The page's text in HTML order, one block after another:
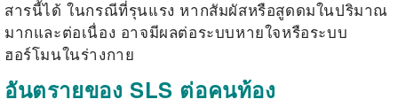
สารนี้ได้ ในกรณีที่รุนแรง หากสัมผัสหรือสูดดมในปริมาณ
มากและต่อเนื่อง อาจมีผลต่อระบบหายใจหรือระบบ
ฮอร์โมนในร่างกาย
อันตรายของ SLS ต่อคนท้อง